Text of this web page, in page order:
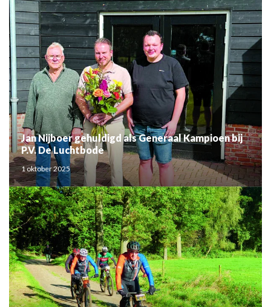
Jan Nijboer gehuldigd als Generaal Kampioen bij
P.V. De Luchtbode
1 oktober 2025